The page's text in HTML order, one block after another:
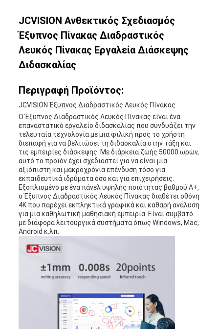
JCVISION Ανθεκτικός Σχεδιασμός
Έξυπνος Πίνακας Διαδραστικός
Λευκός Πίνακας Εργαλεία Διάσκεψης
Διδασκαλίας
Περιγραφή Προϊόντος:
JCVISION Έξυπνος Διαδραστικός Λευκός Πίνακας
Ο Έξυπνος Διαδραστικός Λευκός Πίνακας είναι ένα
επαναστατικό εργαλείο διδασκαλίας που συνδυάζει την
τελευταία τεχνολογία με μια φιλική προς το χρήστη
διεπαφή για να βελτιώσει τη διδασκαλία στην τάξη και
τις εμπειρίες διάσκεψης. Με διάρκεια ζωής 50000 ωρών,
αυτό το προϊόν έχει σχεδιαστεί για να είναι μια
αξιόπιστη και μακροχρόνια επένδυση τόσο για
εκπαιδευτικά ιδρύματα όσο και για επιχειρήσεις.
Εξοπλισμένο με ένα πάνελ υψηλής ποιότητας βαθμού A+,
ο Έξυπνος Διαδραστικός Λευκός Πίνακας διαθέτει οθόνη
4K που παρέχει εκπληκτικά γραφικά και καθαρή ανάλυση
για μια καθηλωτική μαθησιακή εμπειρία. Είναι συμβατό
με διάφορα λειτουργικά συστήματα όπως Windows, Mac,
Android κ.λπ.